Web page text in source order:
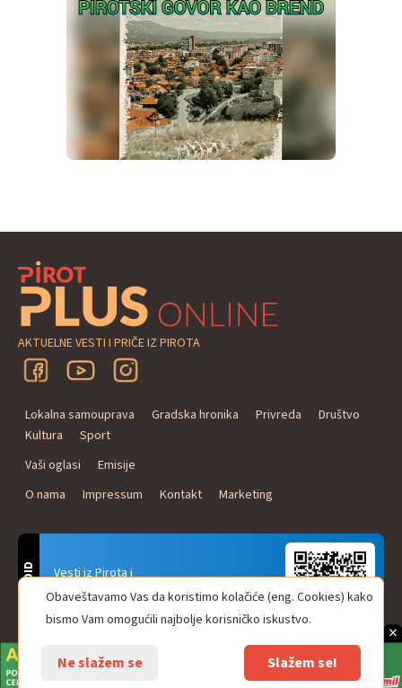
×
AKTUELNE VESTI I PRIČE IZ PIROTA
Lokalna samouprava Gradska hronika Privreda
Društvo
Kultura
Sport
Vaši oglasi
Emisije
O nama
Impressum Kontakt Marketing
Vesti iz Pirota i
Naxi Plus Radio
Uvek u Vašem džepu!
ANDROID
© Pirot plus online - internet portal. Sva prava zadržana.
Obaveštavamo Vas da koristimo kolačiće (eng. Cookies) kako
bismo Vam omogućili najbolje korisničko iskustvo.
Ne slažem se Slažem se!